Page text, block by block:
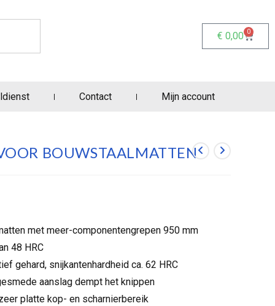
€ 0,00 0
Contact Mijn account
BOUWSTAALMATTEN
met meer-componentengrepen 950 mm
48 HRC
gehard, snijkantenhardheid ca. 62 HRC
aanslag dempt het knippen
platte kop- en scharnierbereik